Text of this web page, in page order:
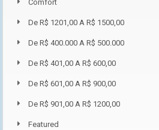
Comfort
De R$ 1201,00 A R$ 1500,00
De R$ 400.000 A R$ 500.000
De R$ 401,00 A R$ 600,00
De R$ 601,00 A R$ 900,00
De R$ 901,00 A R$ 1200,00
Featured